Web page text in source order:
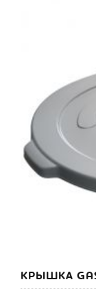
КРЫШКА